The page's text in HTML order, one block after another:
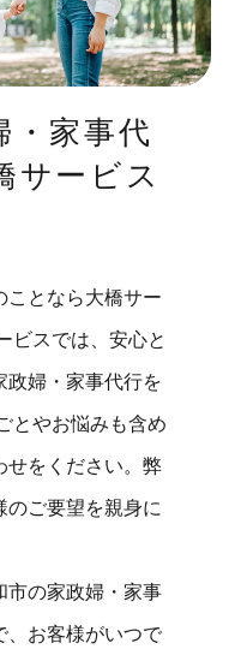
・家事代
サービス
ことなら大橋サー
ビスでは、安心と
政婦・家事代行を
とやお悩みも含め
せをください。弊
のご要望を親身に
市の家政婦・家事
、お客様がいつで